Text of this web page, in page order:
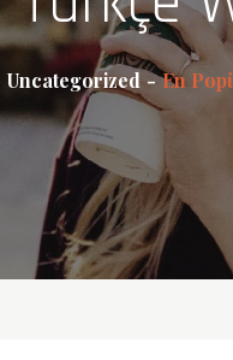
Uncategorized En